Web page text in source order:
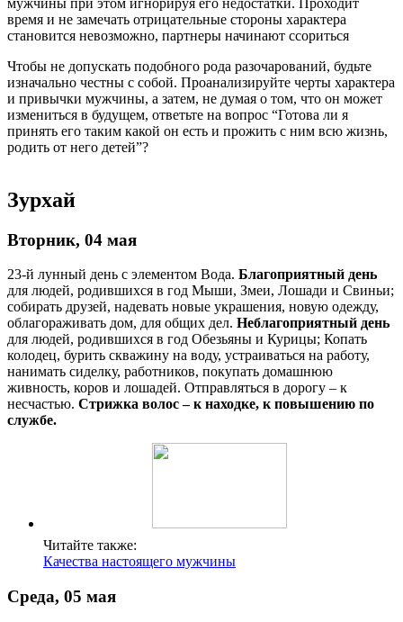
время и не замечать отрицательные стороны характера
становится невозможно, партнеры начинают ссориться
Чтобы не допускать подобного рода разочарований, будьте
изначально честны с собой. Проанализируйте черты характера
и привычки мужчины, а затем, не думая о том, что он может
измениться в будущем, ответьте на вопрос “Готова ли я
принять его таким какой он есть и прожить с ним всю жизнь,
родить от него детей”?
Зурхай
Вторник, 04 мая
23-й лунный день с элементом Вода. Благоприятный день
для людей, родившихся в год Мыши, Змеи, Лошади и Свиньи;
собирать друзей, надевать новые украшения, новую одежду,
облагораживать дом, для общих дел. Неблагоприятный день
для людей, родившихся в год Обезьяны и Курицы; Копать
колодец, бурить скважину на воду, устраиваться на работу,
нанимать сиделку, работников, покупать домашнюю
живность, коров и лошадей. Отправляться в дорогу – к
несчастью. Стрижка волос – к находке, к повышению по
службе.
Читайте также:
Качества настоящего мужчины
Среда, 05 мая